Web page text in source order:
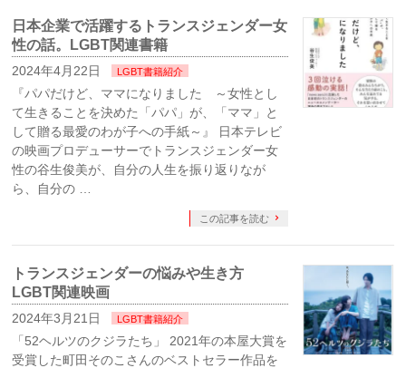
日本企業で活躍するトランスジェンダー女
性の話。LGBT関連書籍
2024年4月22日 LGBT書籍紹介
『パパだけど、ママになりました ～女性とし
て生きることを決めた「パパ」が、「ママ」と
して贈る最愛のわが子への手紙～』 日本テレビ
の映画プロデューサーでトランスジェンダー女
性の谷生俊美が、自分の人生を振り返りなが
ら、自分の …
この記事を読む
トランスジェンダーの悩みや生き方
LGBT関連映画
2024年3月21日 LGBT書籍紹介
「52ヘルツのクジラたち」 2021年の本屋大賞を
受賞した町田そのこさんのベストセラー作品を